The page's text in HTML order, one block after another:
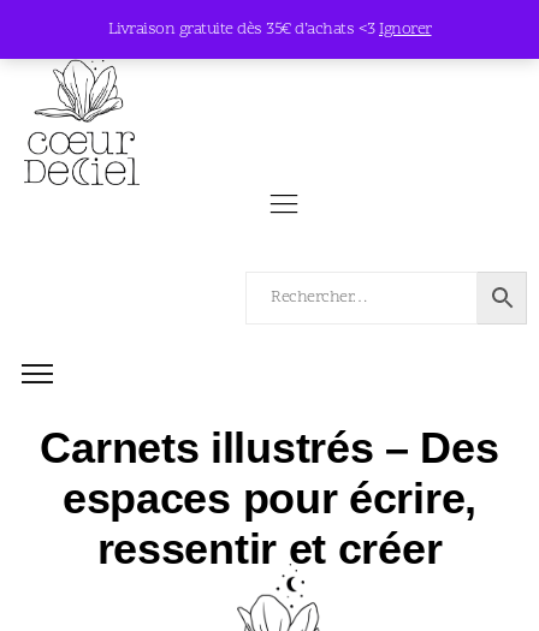
Livraison gratuite dès 35€ d’achats <3Ignorer
Carnets illustrés – Des
espaces pour écrire,
ressentir et créer